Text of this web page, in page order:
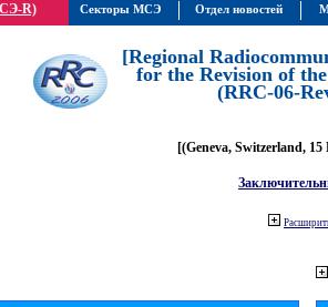
R)
[Regional
for the Revision of
(RRC-06-
[(Geneva, Switzerland, 15
Секторы МСЭ Отдел новостей